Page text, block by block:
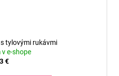
tylovými rukávmi
e-shope
€